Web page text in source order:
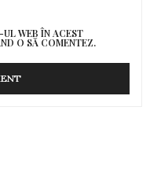
WEB ÎN ACEST
O SĂ COMENTEZ.